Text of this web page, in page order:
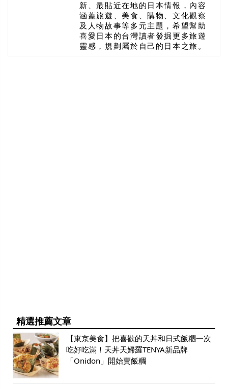
新、最貼近在地的日本情報，內容
涵蓋旅遊、美食、購物、文化觀察
及人物故事等多元主題，希望幫助
喜愛日本的台灣讀者發掘更多旅遊
靈感，規劃屬於自己的日本之旅。
精選推薦文章
【東京美食】把喜歡的天丼和日式飯糰一次
吃好吃滿！天丼天婦羅TENYA新品牌
「Onidon」開始賣飯糰